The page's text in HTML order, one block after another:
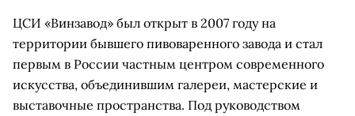
ЦСИ «Винзавод» был открыт в 2007 году на
территории бывшего пивоваренного завода и стал
первым в России частным центром современного
искусства, объединившим галереи, мастерские и
выставочные пространства. Под руководством